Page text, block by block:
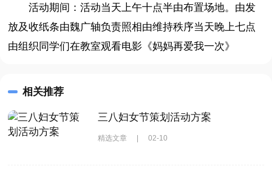
活动期间：活动当天上午十点半由布置场地。由发
放及收纸条由魏广轴负责照相由维持秩序当天晚上七点
由组织同学们在教室观看电影《妈妈再爱我一次》
相关推荐
三八妇女节策划活动方案
精选文章 02-10